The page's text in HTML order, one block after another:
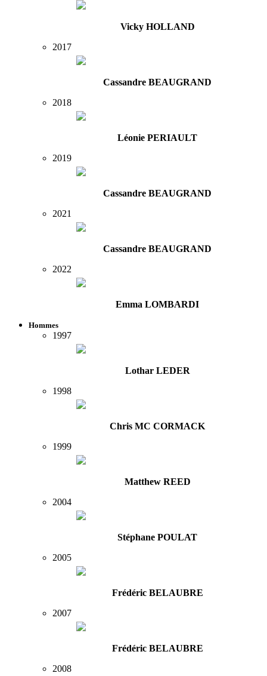
Vicky HOLLAND
2017
Cassandre BEAUGRAND
2018
Léonie PERIAULT
2019
Cassandre BEAUGRAND
2021
Cassandre BEAUGRAND
2022
Emma LOMBARDI
Hommes
1997
Lothar LEDER
1998
Chris MC CORMACK
1999
Matthew REED
2004
Stéphane POULAT
2005
Frédéric BELAUBRE
2007
Frédéric BELAUBRE
2008